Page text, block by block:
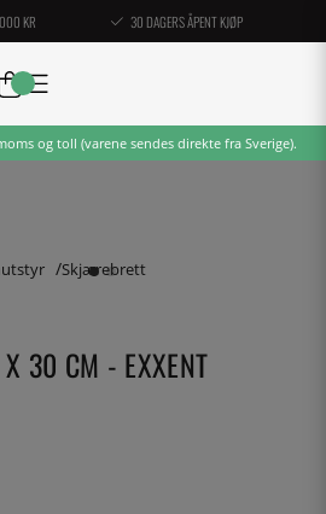
KR 30 DAGERS ÅPENT KJØP
og toll (varene sendes direkte fra Sverige).
Skjærebrett
30 CM - EXXENT